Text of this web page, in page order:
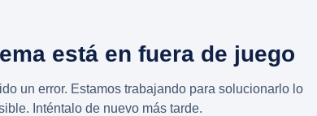
está en fuera de juego
un error. Estamos trabajando para solucionarlo lo
Inténtalo de nuevo más tarde.